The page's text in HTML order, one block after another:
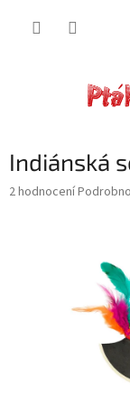
Indiánská
Průměrné
2 hodnocení